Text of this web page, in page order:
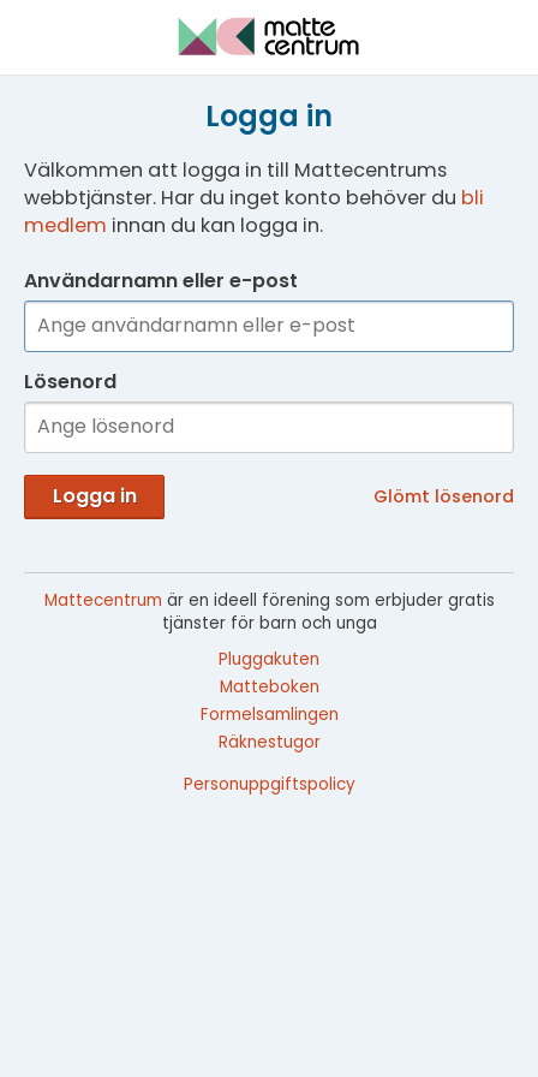
Logga in
Välkommen att logga in till Mattecentrums
webbtjänster. Har du inget konto behöver du bli
medlem innan du kan logga in.
Användarnamn eller e-post
Lösenord
Logga in Glömt lösenord
Mattecentrum är en ideell förening som erbjuder gratis
tjänster för barn och unga
Pluggakuten
Matteboken
Formelsamlingen
Räknestugor
Personuppgiftspolicy